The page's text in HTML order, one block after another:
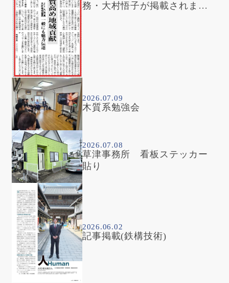
務・大村悟子が掲載されまし
2026.07.09
木質系勉強会
2026.07.08
草津事務所 看板ステッカー
貼り
2026.06.02
記事掲載(鉄構技術)